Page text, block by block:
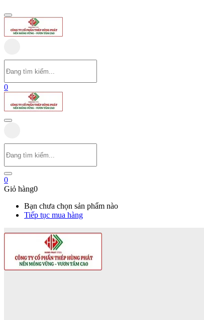
0
0
Giỏ hàng0
Bạn chưa chọn sản phẩm nào
Tiếp tục mua hàng